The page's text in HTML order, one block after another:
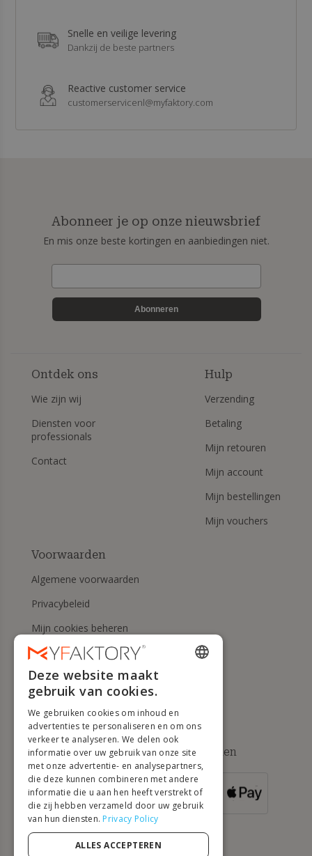
Snelle en veilige levering
Dankzij de beste partners
Reactive customer service
customerservicenl@myfaktory.com
Abonneer je op onze nieuwsbrief
En mis onze beste kortingen en aanbiedingen niet.
Abonneren
Ontdek ons
Wie zijn wij
Diensten voor
professionals
Contact
Hulp
Verzending
Betaling
Mijn retouren
Mijn account
Mijn bestellingen
Mijn vouchers
Voorwaarden
Algemene voorwaarden
Privacybeleid
Mijn cookies beheren
Herroepingsrecht en
Hulp
Beschikbare betaalmethoden
VOOR
VANAF 500 €
DUTCH
GERMAN
ITALIAN
PORTUGUESE
Deze website maakt
gebruik van cookies.
We gebruiken cookies om inhoud en
advertenties te personaliseren en om ons
verkeer te analyseren. We delen ook
informatie over uw gebruik van onze site
met onze advertentie- en analysepartners,
die deze kunnen combineren met andere
informatie die u aan hen heeft verstrekt of
die zij hebben verzameld door uw gebruik
van hun diensten. Privacy Policy
ALLES ACCEPTEREN